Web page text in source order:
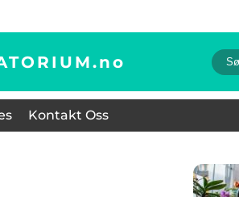
no
Kontakt Oss